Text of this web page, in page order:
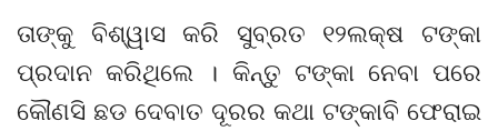
ତାଙ୍କୁ ବିଶ୍ୱାସ କରି ସୁବ୍ରତ ୧୨ଲକ୍ଷ ଟଙ୍କା
ପ୍ରଦାନ କରିଥିଲେ । କିନ୍ତୁ ଟଙ୍କା ନେବା ପରେ
କୌଣସି ଛଡ ଦେବାତ ଦୂରର କଥା ଟଙ୍କାବି ଫେରାଇ